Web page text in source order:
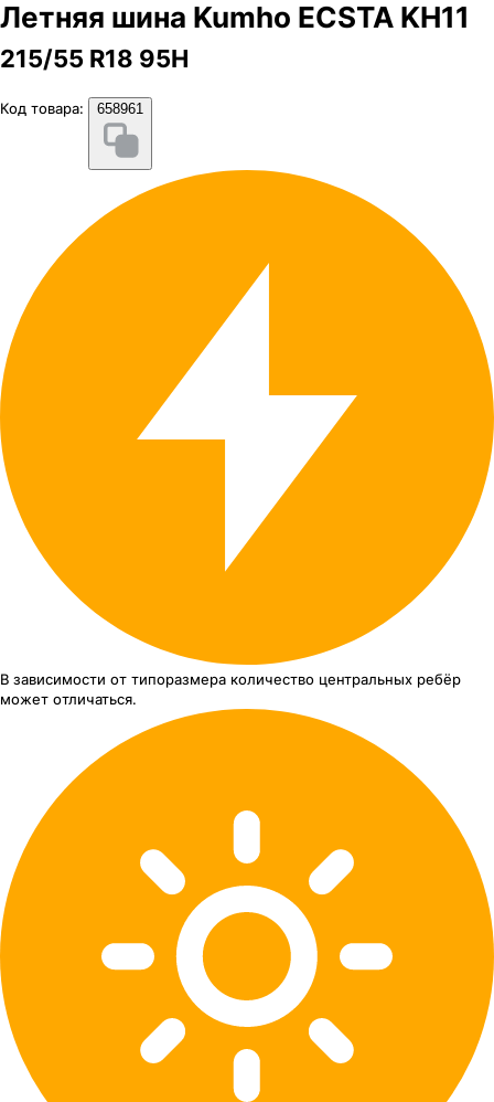
Летняя шина Kumho ECSTA KH11
215/55 R18 95H
Код товара: 658961
В зависимости от типоразмера количество центральных ребёр
может отличаться.